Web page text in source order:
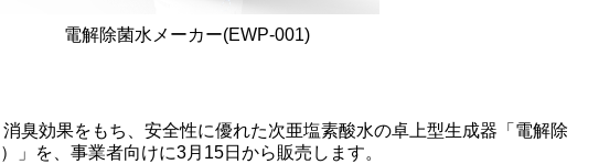
電解除菌水メーカー(EWP-001)
臭効果をもち、安全性に優れた次亜塩素酸水の卓上型生成器「電解除
」を、事業者向けに3月15日から販売します。